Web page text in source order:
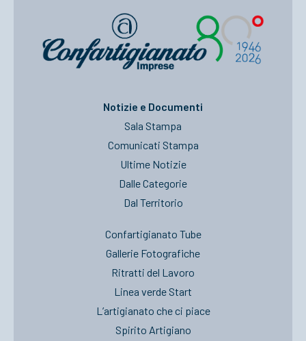
Notizie e Documenti
Sala Stampa
Comunicati Stampa
Ultime Notizie
Dalle Categorie
Dal Territorio
Confartigianato Tube
Gallerie Fotografiche
Ritratti del Lavoro
Linea verde Start
L’artigianato che ci piace
Spirito Artigiano